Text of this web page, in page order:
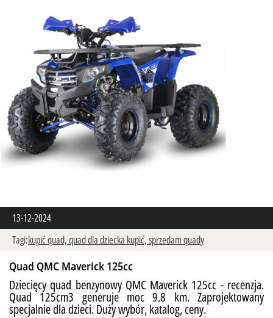
13-12-2024
Tagi:kupić quad,quad dla dziecka kupić,sprzedam quady
Quad QMC Maverick 125cc
Dziecięcy quad benzynowy QMC Maverick 125cc - recenzja.
Quad 125cm3 generuje moc 9.8 km. Zaprojektowany
specjalnie dla dzieci. Duży wybór, katalog, ceny.